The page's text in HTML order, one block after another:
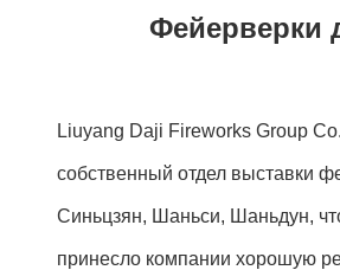
Фейерверки
Liuyang Daji Fireworks Group
собственный отдел выставки
Синьцзян, Шаньси, Шаньдун,
принесло компании хорошую